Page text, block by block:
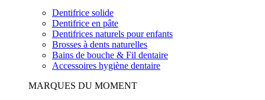
Dentifrice solide
Dentifrice en pâte
Dentifrices naturels pour enfants
Brosses à dents naturelles
Bains de bouche & Fil dentaire
Accessoires hygiène dentaire
MARQUES DU MOMENT